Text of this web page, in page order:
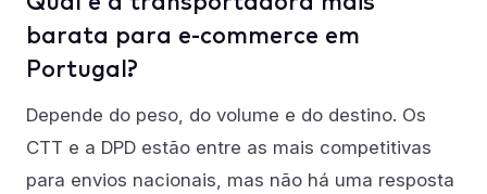
barata para e-commerce em
Portugal?
Depende do peso, do volume e do destino. Os
CTT e a DPD estão entre as mais competitivas
para envios nacionais, mas não há uma resposta